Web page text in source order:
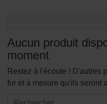
Aucun produit
moment
Restez à l'écoute ! D'autres
fur et à mesure qu'ils seront